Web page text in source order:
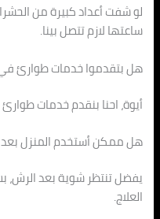
لو شفت أعداد كبيرة من
ساعتها لازم تتصل بينا.
هل بتقدموا خدمات طوارئ
أيوة، احنا بنقدم خدمات
هل ممكن أستخدم المنزل
يفضل تنتظر شوية بعد
العلاج.